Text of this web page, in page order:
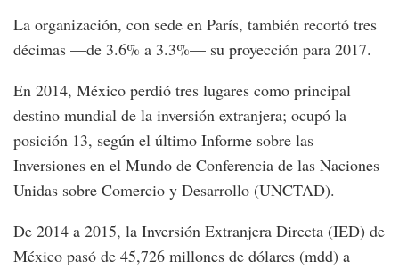
La organización, con sede en París, también recortó tres
décimas —de 3.6% a 3.3%— su proyección para 2017.
En 2014, México perdió tres lugares como principal
destino mundial de la inversión extranjera; ocupó la
posición 13, según el último Informe sobre las
Inversiones en el Mundo de Conferencia de las Naciones
Unidas sobre Comercio y Desarrollo (UNCTAD).
De 2014 a 2015, la Inversión Extranjera Directa (IED) de
México pasó de 45,726 millones de dólares (mdd) a